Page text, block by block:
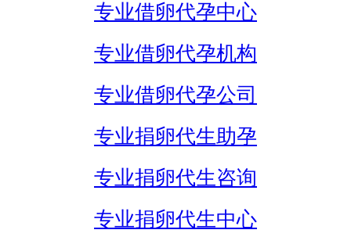
专业借卵代孕中心
专业借卵代孕机构
专业借卵代孕公司
专业捐卵代生助孕
专业捐卵代生咨询
专业捐卵代生中心